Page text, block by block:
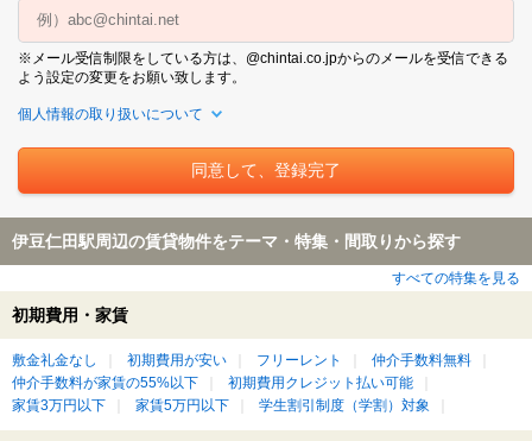
※メール受信制限をしている方は、@chintai.co.jpからのメールを受信できる
よう設定の変更をお願い致します。
個人情報の取り扱いについて
伊豆仁田駅周辺の賃貸物件をテーマ・特集・間取りから探す
すべての特集を見る
初期費用・家賃
敷金礼金なし 初期費用が安い フリーレント
仲介手数料無料
仲介手数料が家賃の55%以下
初期費用クレジット払い可能
家賃3万円以下
家賃5万円以下 学生割引制度（学割）対象